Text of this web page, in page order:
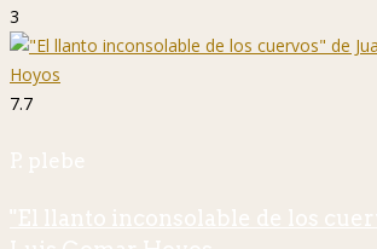
3
7.7
P. plebe
"El llanto inconsolable de los